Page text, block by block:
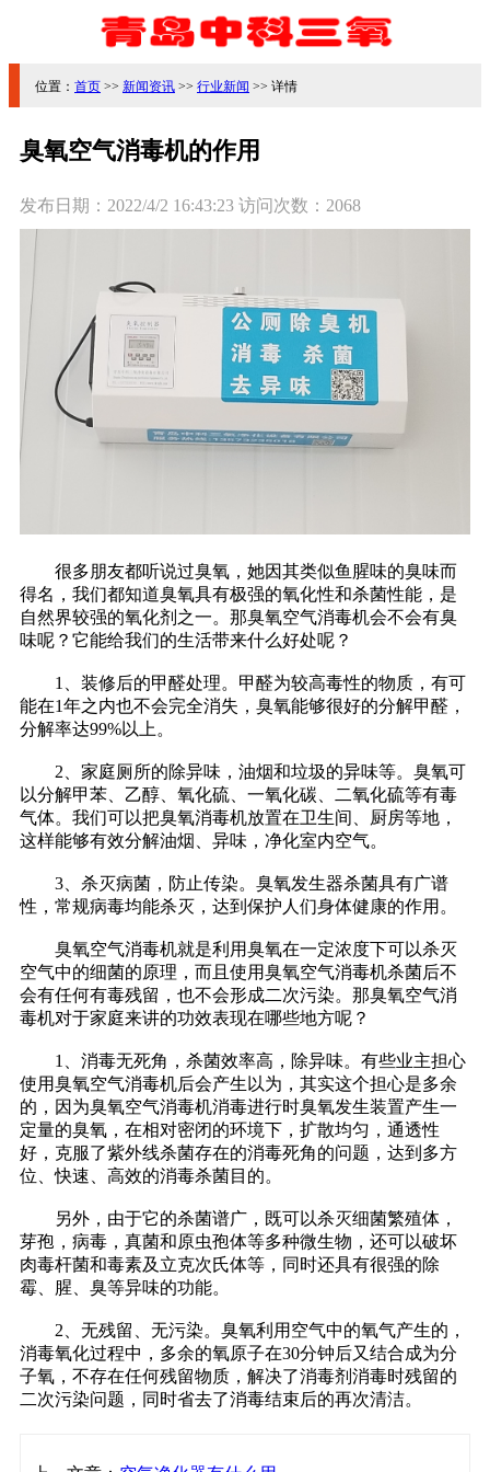
位置： 首页 >> 新闻资讯 >> 行业新闻 >> 详情
臭氧空气消毒机的作用
发布日期： 2022/4/2 16:43:23 访问次数： 2068
很多朋友都听说过臭氧，她因其类似鱼腥味的臭味而
得名，我们都知道臭氧具有极强的氧化性和杀菌性能，是
自然界较强的氧化剂之一。那臭氧空气消毒机会不会有臭
味呢？它能给我们的生活带来什么好处呢？
1、装修后的甲醛处理。甲醛为较高毒性的物质，有可
能在1年之内也不会完全消失，臭氧能够很好的分解甲醛，
分解率达99%以上。
2、家庭厕所的除异味，油烟和垃圾的异味等。臭氧可
以分解甲苯、乙醇、氧化硫、一氧化碳、二氧化硫等有毒
气体。我们可以把臭氧消毒机放置在卫生间、厨房等地，
这样能够有效分解油烟、异味，净化室内空气。
3、杀灭病菌，防止传染。臭氧发生器杀菌具有广谱
性，常规病毒均能杀灭，达到保护人们身体健康的作用。
臭氧空气消毒机就是利用臭氧在一定浓度下可以杀灭
空气中的细菌的原理，而且使用臭氧空气消毒机杀菌后不
会有任何有毒残留，也不会形成二次污染。那臭氧空气消
毒机对于家庭来讲的功效表现在哪些地方呢？
1、消毒无死角，杀菌效率高，除异味。有些业主担心
使用臭氧空气消毒机后会产生以为，其实这个担心是多余
的，因为臭氧空气消毒机消毒进行时臭氧发生装置产生一
定量的臭氧，在相对密闭的环境下，扩散均匀，通透性
好，克服了紫外线杀菌存在的消毒死角的问题，达到多方
位、快速、高效的消毒杀菌目的。
另外，由于它的杀菌谱广，既可以杀灭细菌繁殖体，
芽孢，病毒，真菌和原虫孢体等多种微生物，还可以破坏
肉毒杆菌和毒素及立克次氏体等，同时还具有很强的除
霉、腥、臭等异味的功能。
2、无残留、无污染。臭氧利用空气中的氧气产生的，
消毒氧化过程中，多余的氧原子在30分钟后又结合成为分
子氧，不存在任何残留物质，解决了消毒剂消毒时残留的
二次污染问题，同时省去了消毒结束后的再次清洁。